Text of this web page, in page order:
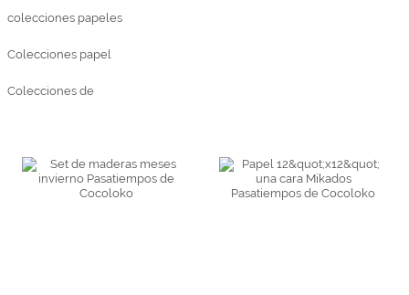
colecciones papeles
Colecciones papel
Colecciones de